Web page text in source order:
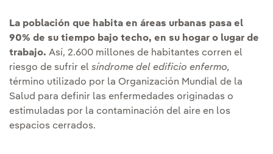
La población que habita en áreas urbanas pasa el
90% de su tiempo bajo techo, en su hogar o lugar de
trabajo. Así, 2.600 millones de habitantes corren el
riesgo de sufrir el síndrome del edificio enfermo,
término utilizado por la Organización Mundial de la
Salud para definir las enfermedades originadas o
estimuladas por la contaminación del aire en los
espacios cerrados.